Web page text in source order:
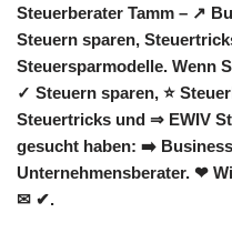
Steuerberater Tamm – ↗️
Steuern sparen,
Steuersparmodelle. Wenn
✓ Steuern sparen, ⭐
Steuertricks und ⇒ EWIV
gesucht haben: ➡️
Unternehmensberater. ❤
✉ ✔.